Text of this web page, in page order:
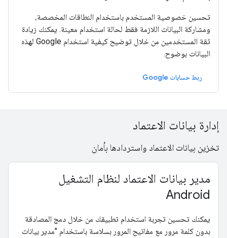
تحسين خصوصية المستخدم باستخدام النطاقات المخصصة،
ومشاركة البيانات اللازمة فقط لحالة استخدام معينة. يمكنك زيادة
ثقة المستخدمين من خلال توضيح كيفية استخدام Google لهذه
البيانات بوضوح.
ربط حسابات Google
إدارة بيانات الاعتماد
تخزين بيانات الاعتماد واستردادها بأمان
مدير بيانات الاعتماد لنظام التشغيل
Android
يمكنك تحسين تجربة استخدام تطبيقك من خلال دمج المصادقة
بدون كلمة مرور مع مفاتيح المرور بسلاسة باستخدام "مدير بيانات